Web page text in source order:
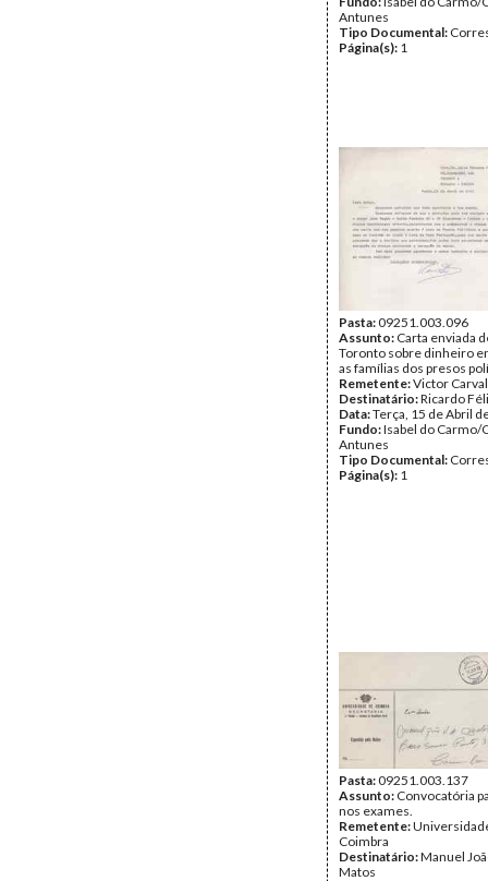
Antunes
Tipo Documental:
Página(s): 1
Pasta:09251.003.096
Assunto: Carta enviada
Toronto sobre dinheiro
as famílias dos presos
Remetente:Victor
Destinatário:Ricardo
Data:Terça, 15 de Abril
Fundo:Isabel do Carmo/
Antunes
Tipo Documental:
Página(s): 1
Pasta:09251.003.137
Assunto: Convocatória
nos exames.
Remetente:
Coimbra
Destinatário:Manuel
Matos